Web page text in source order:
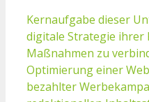
Kernaufgabe dieser
digitale Strategie ihrer
Maßnahmen zu
Optimierung einer
bezahlter